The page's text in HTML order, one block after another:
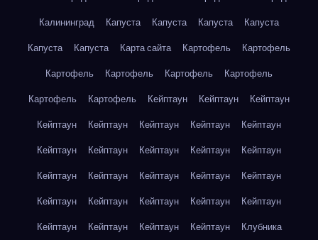
Калининград
Капуста Капуста Капуста
Капуста
Капуста
Капуста Карта сайта Картофель
Картофель
Картофель
Картофель Картофель
Картофель
Картофель
Картофель Кейптаун Кейптаун
Кейптаун
Кейптаун
Кейптаун Кейптаун Кейптаун
Кейптаун
Кейптаун
Кейптаун Кейптаун Кейптаун
Кейптаун
Кейптаун
Кейптаун Кейптаун Кейптаун
Кейптаун
Кейптаун
Кейптаун Кейптаун Кейптаун
Кейптаун
Кейптаун
Кейптаун Кейптаун Кейптаун
Клубника